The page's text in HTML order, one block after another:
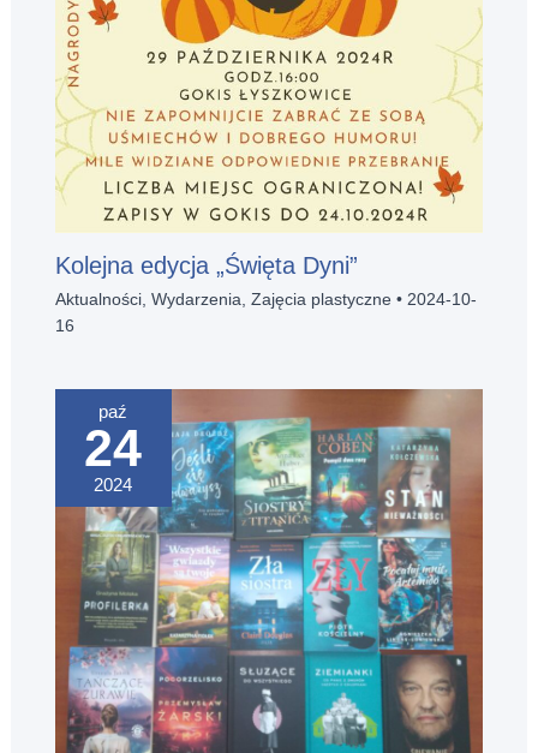
Kolejna edycja „Święta Dyni”
Aktualności, Wydarzenia, Zajęcia plastyczne• 2024-10-
16
paź
24
2024